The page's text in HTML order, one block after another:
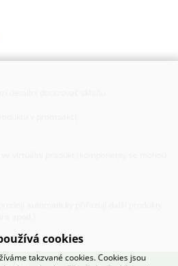
cookies
takzvané cookies. Cookies jsou